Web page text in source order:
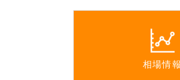
相場情報